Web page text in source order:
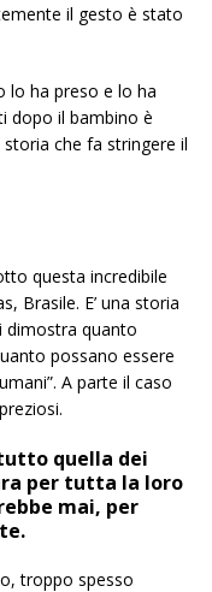
il gesto è stato
lo ha preso e lo ha
dopo il bambino è
che fa stringere il
questa incredibile
Brasile. E’ una storia
dimostra quanto
possano essere
A parte il caso
quella dei
per tutta la loro
mai, per
troppo spesso